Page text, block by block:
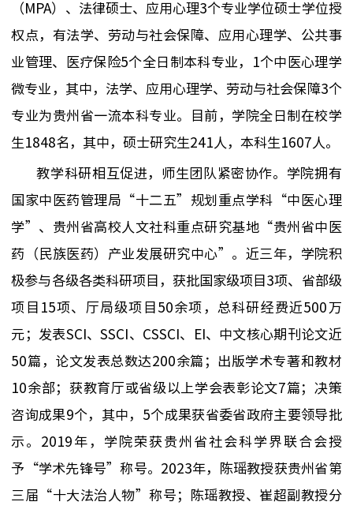
（MPA） 、 法律硕士、 应用心理3个专业学位硕士学位授
权点，有法学、劳动与社会保障、应用心理学、公共事
业管理、医疗保险5个全日制本科专业 ，
1个中医心理学
微专业，其中， 法学、应用心理学、劳动与社会保障3个
专业为贵州省一流本科专业。目前 ， 学院全日制在校学
生1848名，其中 ，硕士研究生241 人，本科生1607 人。
教学科研相互促进，师生团队 紧密协作。 学院拥有
国家中医药管理局“十二五”规划重点学科 “中医心理
学”、 贵州省高校人文社科重点研究基地“贵州省中医
药（民族医药）产业发展研究中心” 。 近三年，学院积
极参与各级各类科研项目，获批国家级项目 3项、省部级
项目1 5项、厅局级项目50余项 ， 总科研经费近500万
元；发表SCI、SSCI、CSSCI 、 EI、中文核心期刊论文近
50篇，论文发表总数达200余篇；出版学术专著和教材
10余部；获教育厅或省级以上学会表彰论文7篇；决策
咨询成果9个，其中 ， 5个成果获省委省政府主要领导批
示。2019年，学院荣获贵州省社会科学界联合会授
予“学术先锋号”称号。2023年，陈瑶教授获贵州省第
三届“十大法治人物”称号；陈瑶教授、崔超副教授分